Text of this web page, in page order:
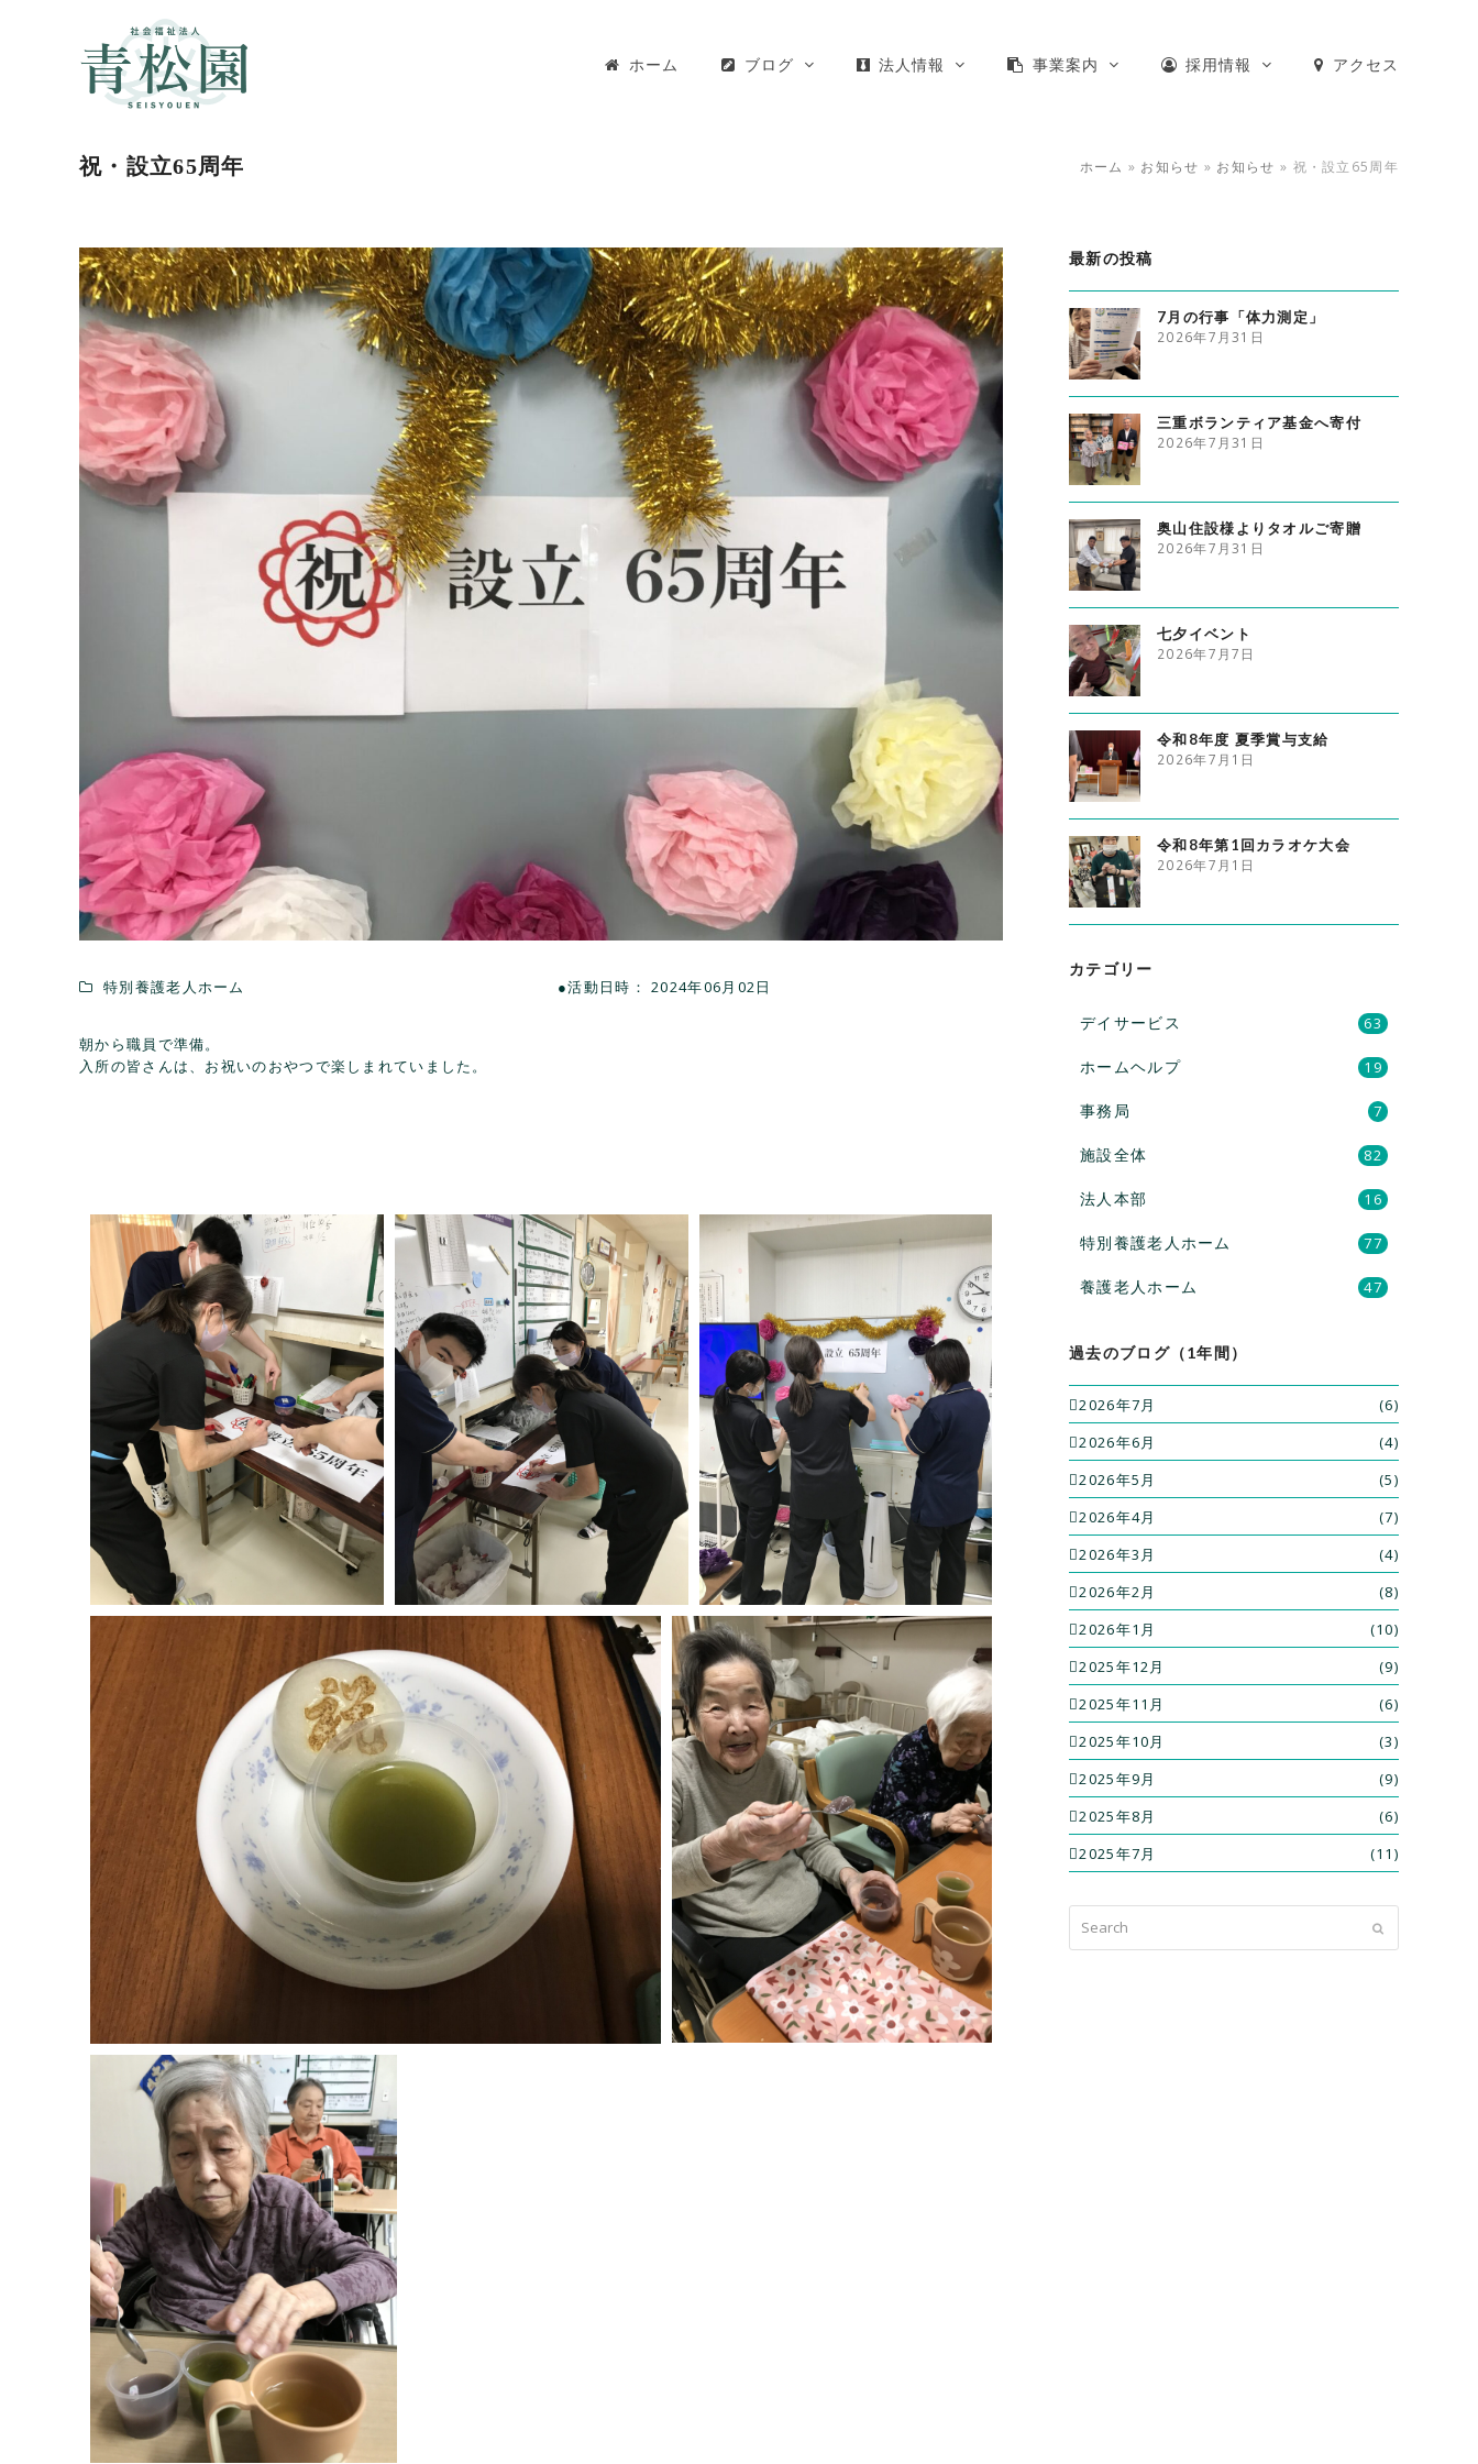
ホーム ブログ 法人情報 事業案内 採用情報 アクセス
祝・設立65周年 ホーム » お知らせ » お知らせ » 祝・設立65周年
特別養護老人ホーム ●活動日時： 2024年06月02日
朝から職員で準備。
入所の皆さんは、お祝いのおやつで楽しまれていました。
最新の投稿
7月の行事「体力測定」
2026年7月31日
三重ボランティア基金へ寄付
2026年7月31日
奥山住設様よりタオルご寄贈
2026年7月31日
七夕イベント
2026年7月7日
令和8年度 夏季賞与支給
2026年7月1日
令和8年第1回カラオケ大会
2026年7月1日
カテゴリー
デイサービス 63
ホームヘルプ 19
事務局 7
施設全体 82
法人本部 16
特別養護老人ホーム 77
養護老人ホーム 47
過去のブログ（1年間）
2026年7月
(6)
2026年6月
(4)
2026年5月
(5)
2026年4月
(7)
2026年3月
(4)
2026年2月
(8)
2026年1月
(10)
2025年12月
(9)
2025年11月
(6)
2025年10月
(3)
2025年9月
(9)
2025年8月
(6)
2025年7月
(11)